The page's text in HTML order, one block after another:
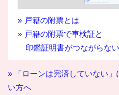
戸籍の附票とは
戸籍の附票で車検証と
印鑑証明書がつながらない
» 「ローンは完済していない
い方へ